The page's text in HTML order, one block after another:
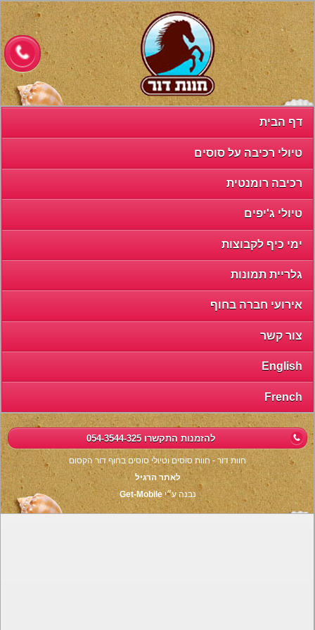
דף הבית
טיולי רכיבה על סוסים
רכיבה רומנטית
טיולי ג'יפים
ימי כיף לקבוצות
גלריית תמונות
אירועי חברה בחוף
צור קשר
English
French
להזמנות התקשרו 054-3544-325
חוות דור - חוות סוסים וטיולי סוסים בחוף דור הקסום
לאתר הרגיל
נבנה ע״יGet-Mobile
דף הבית
טיולי רכיבה על סוסים
רכיבה רומנטית
טיולי ג'יפים
ימי כיף לקבוצות
גלריית תמונות
אירועי חברה בחוף
צור קשר
English
French